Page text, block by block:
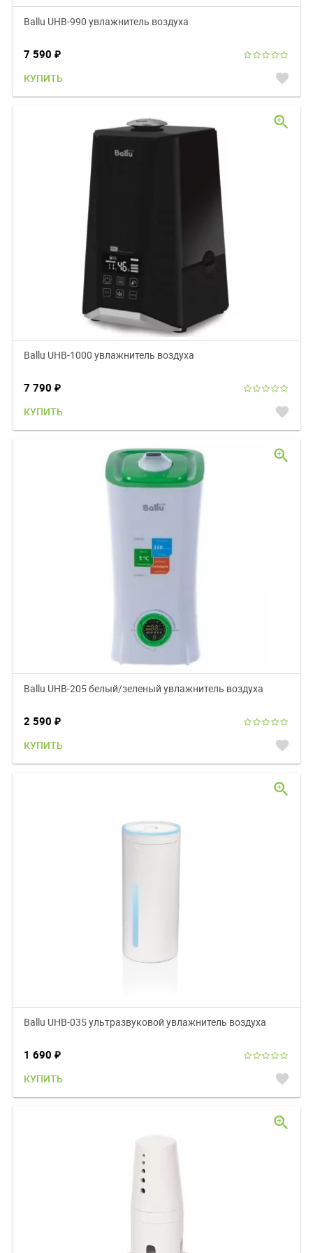
Ballu UHB-990 увлажнитель воздуха
7 590 ₽
КУПИТЬ favorite
Ballu UHB-1000 увлажнитель воздуха
7 790 ₽
КУПИТЬ favorite
zoom_in
Ballu UHB-205 белый/зеленый увлажнитель воздуха
2 590 ₽
КУПИТЬ favorite
zoom_in
Ballu UHB-035 ультразвуковой увлажнитель воздуха
1 690 ₽
КУПИТЬ favorite
zoom_in
zoom_in